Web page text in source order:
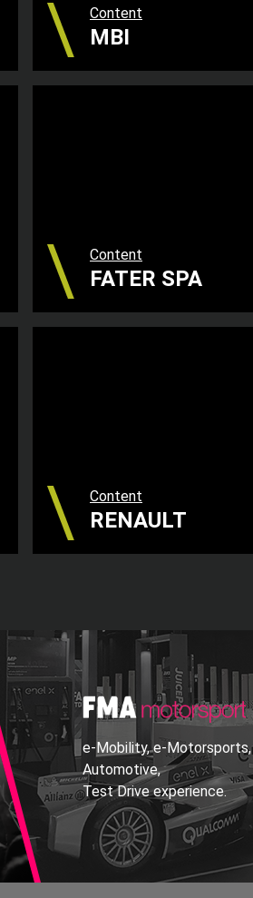
Content
MBI
Content
FATER SPA
Content
RENAULT
e-Mobility, e-Motorsports,
Automotive,
Test Drive experience.